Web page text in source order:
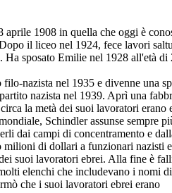
aprile 1908 in quella che oggi è
il liceo nel 1924, fece lavori
Ha sposato Emilie nel 1928 all'età di
nazista nel 1935 e divenne una
nazista nel 1939. Aprì una
la metà dei suoi lavoratori erano
Schindler assunse sempre
dai campi di concentramento e
milioni di dollari a funzionari nazisti e
suoi lavoratori ebrei. Alla fine è
elenchi che includevano i nomi
che i suoi lavoratori ebrei erano